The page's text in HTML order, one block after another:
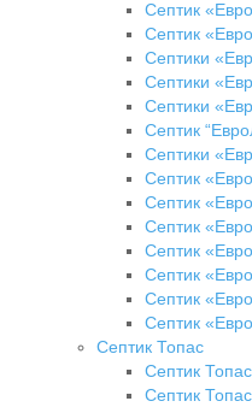
Септик
Септик
Септики
Септики
Септики
Септик
Септики
Септик
Септик
Септик
Септик
Септик
Септик
Септик
Септик Топас
Септик
Септик